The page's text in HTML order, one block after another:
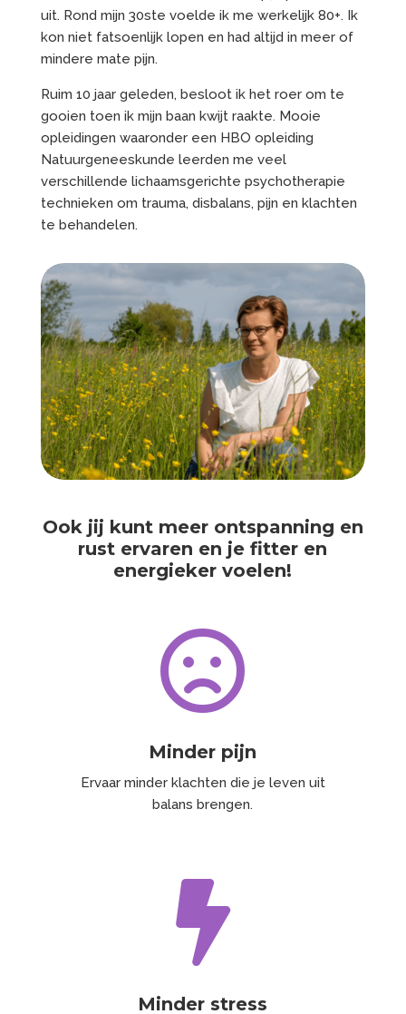
uit. Rond mijn 30ste voelde ik me werkelijk 80+. Ik
kon niet fatsoenlijk lopen en had altijd in meer of
mindere mate pijn.
Ruim 10 jaar geleden, besloot ik het roer om te
gooien toen ik mijn baan kwijt raakte. Mooie
opleidingen waaronder een HBO opleiding
Natuurgeneeskunde leerden me veel
verschillende lichaamsgerichte psychotherapie
technieken om trauma, disbalans, pijn en klachten
te behandelen.
Ook jij kunt meer ontspanning en
rust ervaren en je fitter en
energieker voelen!

Minder pijn
Ervaar minder klachten die je leven uit
balans brengen.

Minder stress